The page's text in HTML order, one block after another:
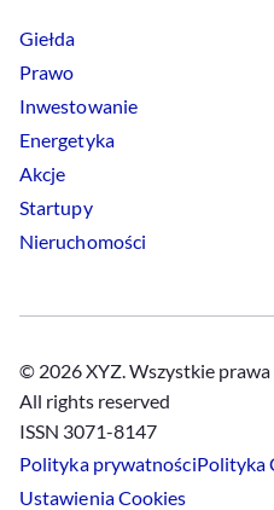
Giełda
Prawo
Inwestowanie
Energetyka
Akcje
Startupy
Nieruchomości
© 2026 XYZ. Wszystkie prawa
All rights reserved
ISSN 3071-8147
Polityka prywatnościPolityka
UstawieniaCookies